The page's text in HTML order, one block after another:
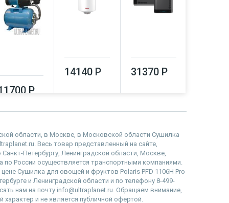
Р
14140 Р 31370 Р
области, в Москве, в Московской области Сушилка
Весь товар представленный на сайте,
Петербургу, Ленинградской области, Москве,
России осуществляется транспортными компаниями.
Сушилка для овощей и фруктов Polaris PFD 1106H Pro
и Ленинградской области и по телефону 8-499-
нам на почту info@ultraplanet.ru. Обращаем внимание,
и не является публичной офертой.